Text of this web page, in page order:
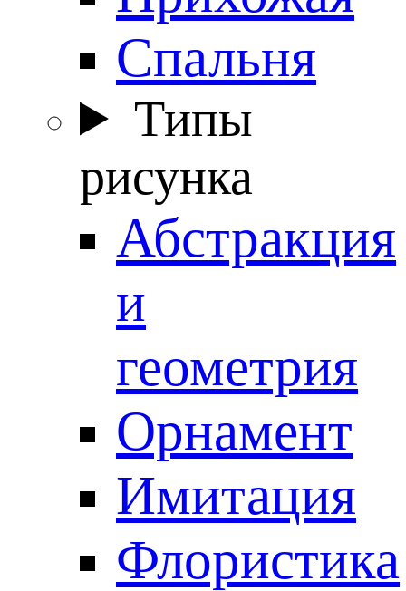
Спальня
Типы
рисунка
Абстракция
и
геометрия
Орнамент
Имитация
Флористика